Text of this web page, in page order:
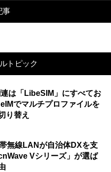
事
トピック
は「LibeSIM」にすべてお
でマルチプロファイルを
り替え
無線LANが自治体DXを支
Vシリーズ」が選ば